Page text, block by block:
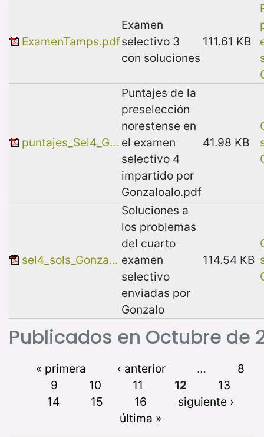
Publicados en Octubre de
ExamenTamps.pdf
Examen
selectivo 3
con soluciones
111.61 KB
puntajes_Sel4_G...
Puntajes de la
preselección
norestense en
el examen
selectivo 4
impartido por
Gonzaloalo.pdf
41.98 KB
sel4_sols_Gonza...
Soluciones a
los problemas
del cuarto
examen
selectivo
enviadas por
Gonzalo
114.54 KB
« primera ‹ anterior …
8
9
10 11 12
13
14
15 16
siguiente ›
última »